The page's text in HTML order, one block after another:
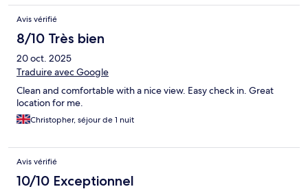
Avis vérifié
8/10 Très bien
20 oct. 2025
Traduire avec Google
Clean and comfortable with a nice view. Easy check in. Great
location for me.
Christopher, séjour de 1 nuit
Avis vérifié
10/10 Exceptionnel